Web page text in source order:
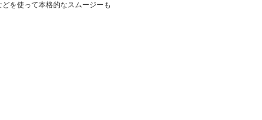
を使って本格的なスムージーも